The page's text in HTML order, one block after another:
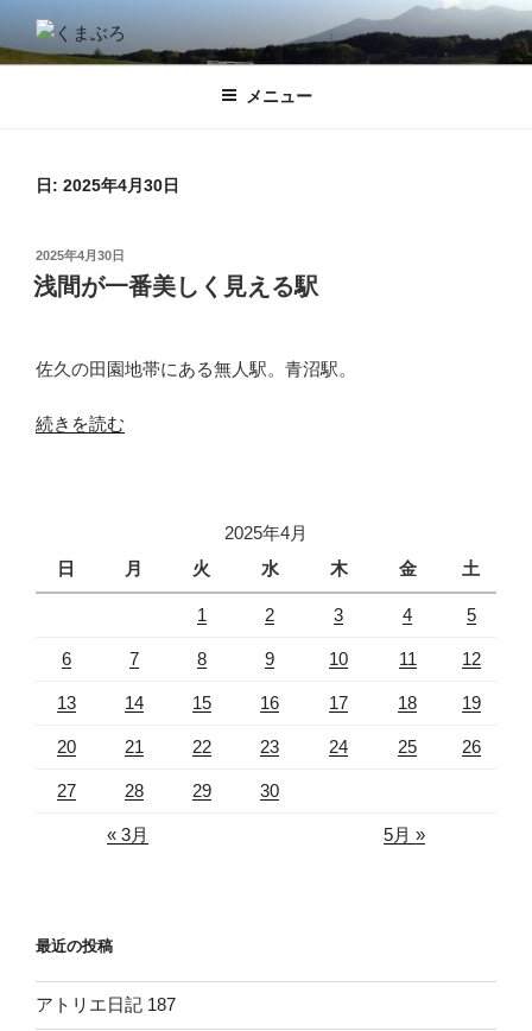
ン
テ
くまぶろ
くまが入る温泉じゃありません。私くまぱぱのブログということで・・
メニュー
日: 2025年4月30日
投
稿
日:
2025年4月30日
浅間が一番美しく見える駅
佐久の田園地帯にある無人駅。青沼駅。
“浅
し
続きを読む
2025年4月
日
月 火 水 木 金 土
1 2 3 4 5
6 7 8 9 10 11 12
13 14 15 16 17 18 19
20 21 22 23 24 25 26
27 28 29 30
« 3月 5月 »
最近の投稿
アトリエ日記 187